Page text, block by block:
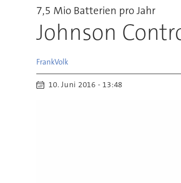
7,5 Mio Batterien pro Jahr
Johnson
FrankVolk
10. Juni 2016 - 13:48